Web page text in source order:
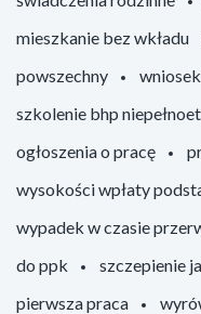
mieszkanie bez wkładu
powszechny
szkolenie bhp
ogłoszenia o pracę
wysokości wpłaty
wypadek w czasie
do ppk
szczepienie
pierwsza praca